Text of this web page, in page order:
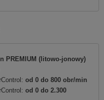
PREMIUM (litowo-jonowy)
od 0 do 800 obr/min
od 0 do 2.300